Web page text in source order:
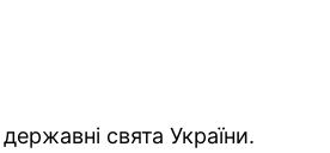
свята України.